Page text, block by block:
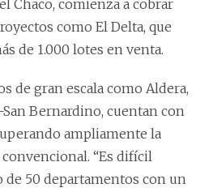
Chaco, comienza a cobrar
como El Delta, que
de 1.000 lotes en venta.
de gran escala como Aldera,
Bernardino, cuentan con
ampliamente la
“Es difícil
50 departamentos con un